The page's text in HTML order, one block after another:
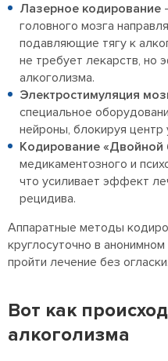
Лазерное кодирование
головного мозга
подавляющие тягу к
не требует лекарств, но
алкоголизма.
Электростимуляция
специальное
нейроны, блокируя центр
Кодирование «Двойной
медикаментозного и
что усиливает эффект
рецидива.
Аппаратные методы
круглосуточно в
пройти лечение без огласки.
Вот как
алкоголизма